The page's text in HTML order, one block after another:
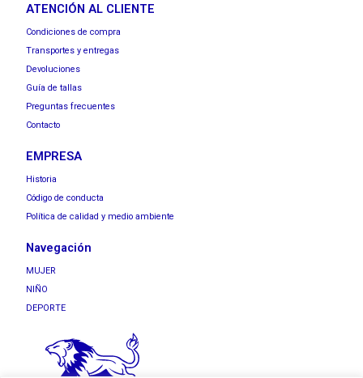
ATENCIÓN AL CLIENTE
Condiciones de compra
Transportes y entregas
Devoluciones
Guía de tallas
Preguntas frecuentes
Contacto
EMPRESA
Historia
Código de conducta
Política de calidad y medio ambiente
Navegación
MUJER
NIÑO
DEPORTE